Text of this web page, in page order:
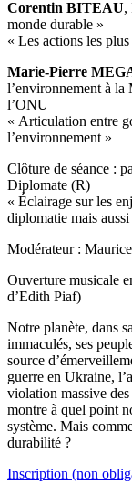
Corentin BITEAU,
monde durable »
« Les actions les
Marie-Pierre
l’environnement à la
l’ONU
« Articulation entre
l’environnement »
Clôture de séance :
Diplomate (R)
« Éclairage sur les
diplomatie mais
Modérateur :
Ouverture musicale
d’Edith Piaf)
Notre planète, dans
immaculés, ses
source
guerre en Ukraine,
violation massive
montre à quel point
système. Mais
durabilité ?
Inscription (non